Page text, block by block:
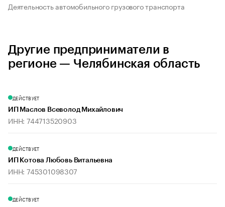
Деятельность автомобильного грузового транспорта
Другие предприниматели в
регионе — Челябинская область
ДЕЙСТВУЕТ
ИП Маслов Всеволод Михайлович
ИНН: 744713520903
ДЕЙСТВУЕТ
ИП Котова Любовь Витальевна
ИНН: 745301098307
ДЕЙСТВУЕТ